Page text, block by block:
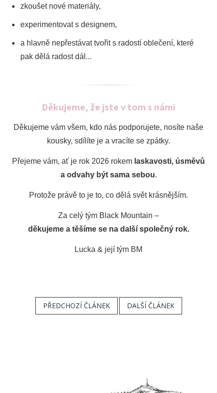
zkoušet nové materiály,
experimentovat s designem,
a hlavně nepřestávat tvořit s radostí oblečení, které
pak dělá radost dál...
Děkujeme, že jste v tom s námi
Děkujeme vám všem, kdo nás podporujete, nosíte naše
kousky, sdílíte je a vracíte se zpátky.
Přejeme vám, ať je rok 2026 rokem laskavosti, úsměvů
a odvahy být sama sebou.
Protože právě to je to, co dělá svět krásnějším.
Za celý tým Black Mountain –
děkujeme a těšíme se na další společný rok.
Lucka & její tým BM
PŘEDCHOZÍ ČLÁNEK DALŠÍ ČLÁNEK